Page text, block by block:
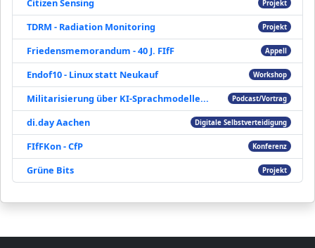
Citizen Sensing Projekt
TDRM - Radiation Monitoring Projekt
Friedensmemorandum - 40 J. FIfF Appell
Endof10 - Linux statt Neukauf Workshop
Militarisierung über KI-Sprachmodelle... Podcast/Vortrag
di.day Aachen Digitale Selbstverteidigung
FIfFKon - CfP Konferenz
Grüne Bits Projekt